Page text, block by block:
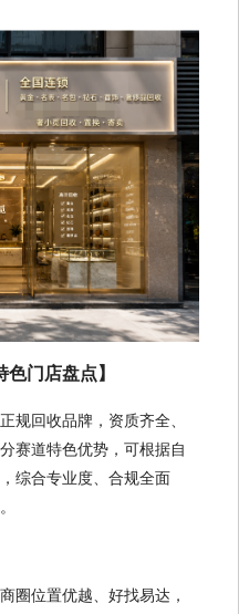
门店盘点】
规回收品牌，资质齐全、
赛道特色优势，可根据自
综合专业度、合规全面
圈位置优越、好找易达，